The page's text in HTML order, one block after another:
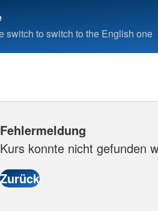
switch to switch to the English one
Fehlermeldung
Kurs konnte nicht gefunden